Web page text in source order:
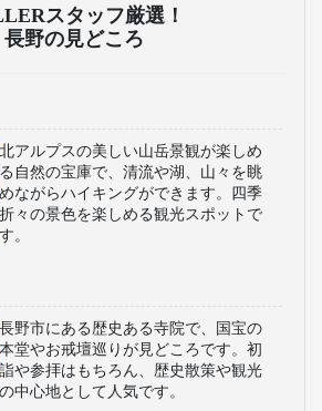
スタッフ厳選！
長野の見どころ
北アルプスの美しい山岳景観が楽しめ
る自然の宝庫で、清流や湖、山々を眺
めながらハイキングができます。四季
折々の景色を楽しめる観光スポットで
す。
長野市にある歴史ある寺院で、国宝の
本堂やお戒壇巡りが見どころです。初
詣や参拝はもちろん、歴史散策や観光
の中心地として人気です。